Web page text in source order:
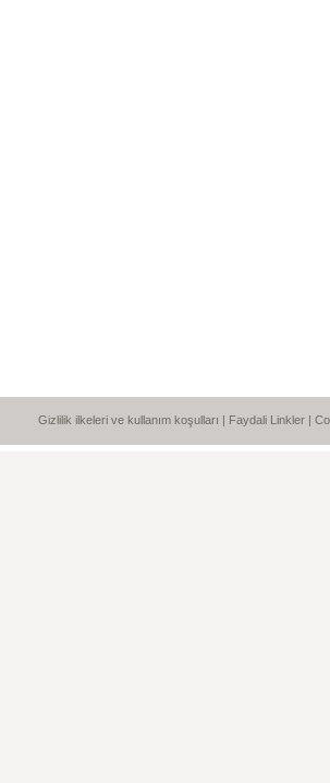
Gizlilik ilkeleri ve kullanım koşulları | Faydali Linkler |